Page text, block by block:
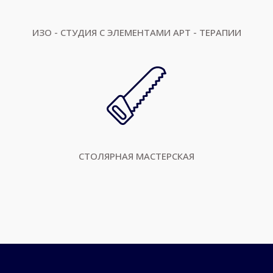
ИЗО - СТУДИЯ С ЭЛЕМЕНТАМИ АРТ - ТЕРАПИИ
СТОЛЯРНАЯ МАСТЕРСКАЯ